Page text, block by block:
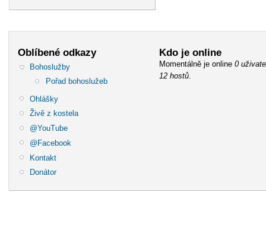
Oblíbené odkazy
Bohoslužby
Pořad bohoslužeb
Ohlášky
Živě z kostela
@YouTube
@Facebook
Kontakt
Donátor
Kdo je online
Momentálně je online 0
12 hostů.